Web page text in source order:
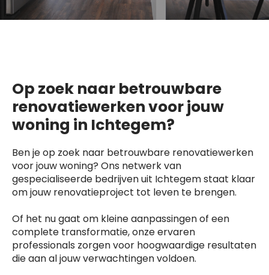
Op zoek naar betrouwbare
renovatiewerken voor jouw
woning in Ichtegem?
Ben je op zoek naar betrouwbare renovatiewerken
voor jouw woning? Ons netwerk van
gespecialiseerde bedrijven uit Ichtegem staat klaar
om jouw renovatieproject tot leven te brengen.
Of het nu gaat om kleine aanpassingen of een
complete transformatie, onze ervaren
professionals zorgen voor hoogwaardige resultaten
die aan al jouw verwachtingen voldoen.